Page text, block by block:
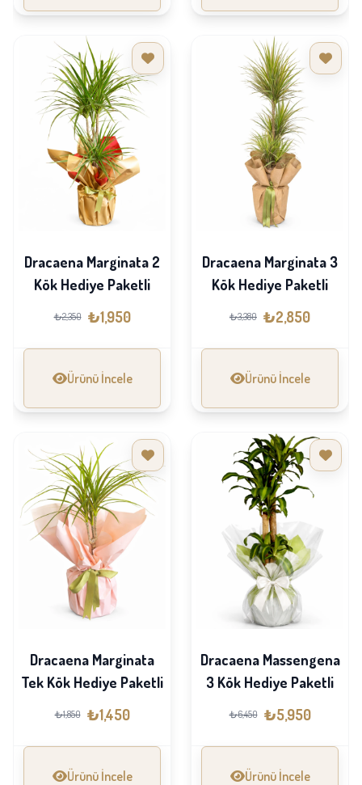
Dracaena Marginata 2
Kök Hediye Paketli
₺2,350 ₺1,950
Ürünü İncele
Dracaena Marginata 3
Kök Hediye Paketli
₺3,380 ₺2,850
Ürünü İncele
Dracaena Marginata
Tek Kök Hediye Paketli
₺1,850 ₺1,450
Ürünü İncele
Dracaena Massengena
3 Kök Hediye Paketli
₺6,450 ₺5,950
Ürünü İncele